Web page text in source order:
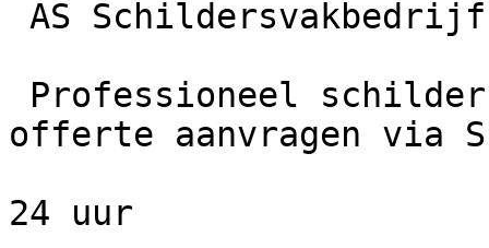
offerte aanvragen via
24 uur